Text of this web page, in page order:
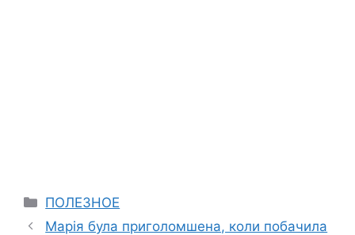
Categories
ПОЛЕЗНОЕ
Марія була приголомшена, коли побачила